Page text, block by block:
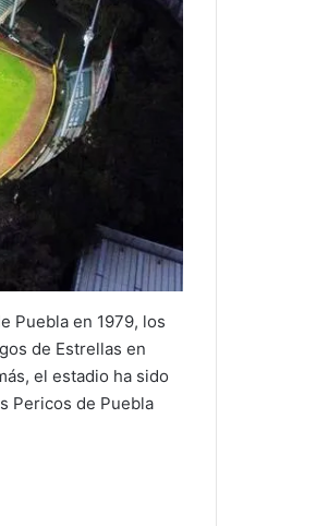
Puebla en 1979, los
de Estrellas en
el estadio ha sido
Pericos de Puebla